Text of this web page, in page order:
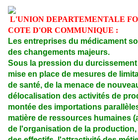
L'UNION DEPARTEMENTALE
COTE D'OR COMMUNIQUE :
Les entreprises du médicament
des changements majeurs.
Sous la pression du
mise en place de mesures de
de santé, de la menace de
délocalisation des activités de
montée des importations
matière de ressources humaines
de l'organisation de la